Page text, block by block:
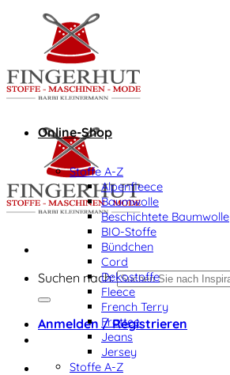
Suchen nach:
Anmelden / Registrieren
Online-Shop
Stoffe A-Z
Alpenfleece
Baumwolle
Beschichtete Baumwolle
BIO-Stoffe
Bündchen
Cord
Dekostoffe
Fleece
French Terry
Frottee
Jeans
Jersey
Stoffe A-Z